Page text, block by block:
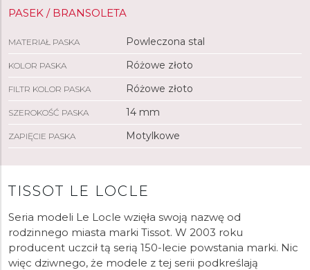
PASEK / BRANSOLETA
MATERIAŁ PASKA Powleczona stal
KOLOR PASKA Różowe złoto
FILTR KOLOR PASKA Różowe złoto
SZEROKOŚĆ PASKA 14 mm
ZAPIĘCIE PASKA Motylkowe
TISSOT LE LOCLE
Seria modeli Le Locle wzięła swoją nazwę od
rodzinnego miasta marki Tissot. W 2003 roku
producent uczcił tą serią 150-lecie powstania marki. Nic
więc dziwnego, że modele z tej serii podkreślają